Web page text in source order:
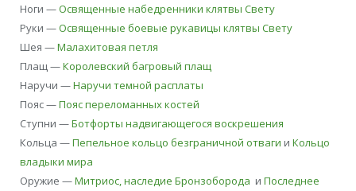
Ноги —Освященные набедренники клятвы Свету
Руки —Освященные боевые рукавицы клятвы Свету
Шея —Малахитовая петля
Плащ —Королевский багровый плащ
Наручи —Наручи темной расплаты
Пояс —Пояс переломанных костей
Ступни —Ботфорты надвигающегося воскрешения
Кольца —Пепельное кольцо безграничной отваги и Кольцо
владыки мира
Оружие —Митриос, наследие Бронзоборода и Последнее